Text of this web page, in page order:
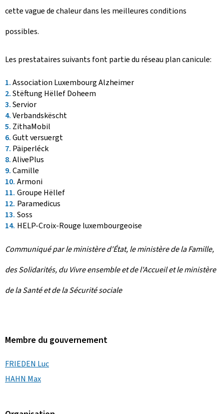
cette vague de chaleur dans les meilleures conditions
possibles.
Les prestataires suivants font partie du réseau plan canicule:
Association Luxembourg Alzheimer
Stëftung Hëllef Doheem
Servior
Verbandskëscht
ZithaMobil
Gutt versuergt
Päiperléck
AlivePlus
Camille
Armoni
Groupe Hëllef
Paramedicus
Soss
HELP-Croix-Rouge luxembourgeoise
Communiqué par le ministère d'État, le ministère de la Famille,
des Solidarités, du Vivre ensemble et de l'Accueil et le ministère
de la Santé et de la Sécurité sociale
Membre du gouvernement
FRIEDEN Luc
HAHN Max